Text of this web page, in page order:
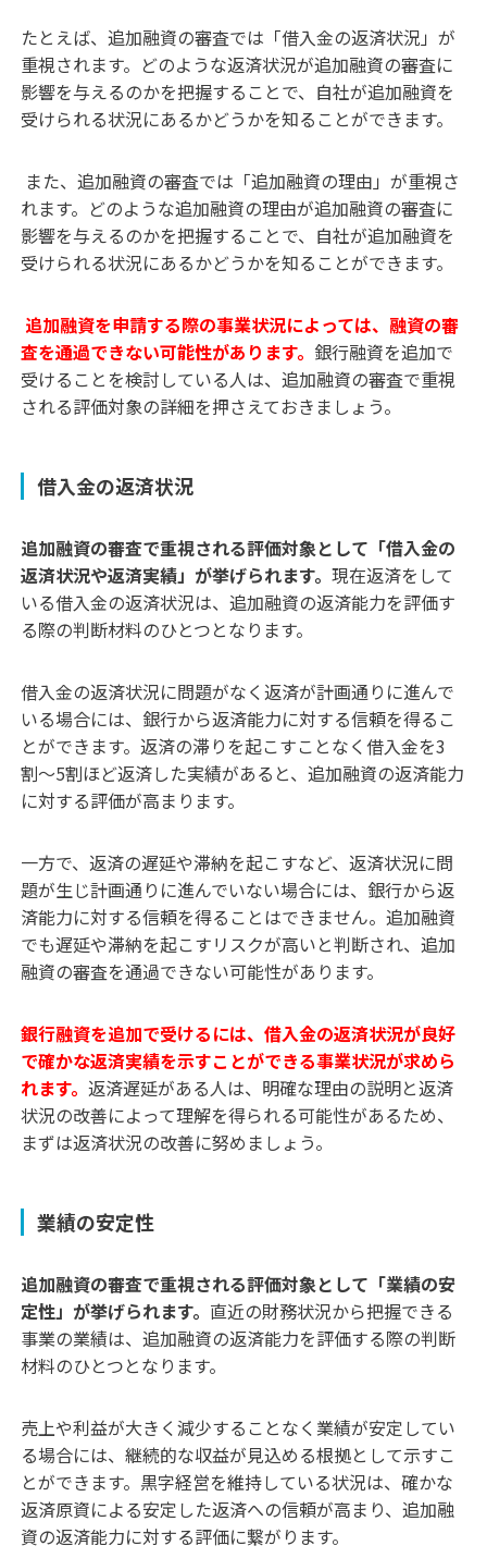
たとえば、追加融資の審査では「借入金の返済状況」が
重視されます。どのような返済状況が追加融資の審査に
影響を与えるのかを把握することで、自社が追加融資を
受けられる状況にあるかどうかを知ることができます。
また、追加融資の審査では「追加融資の理由」が重視さ
れます。どのような追加融資の理由が追加融資の審査に
影響を与えるのかを把握することで、自社が追加融資を
受けられる状況にあるかどうかを知ることができます。
追加融資を申請する際の事業状況によっては、融資の審
査を通過できない可能性があります。 銀行融資を追加で
受けることを検討している人は、追加融資の審査で重視
される評価対象の詳細を押さえておきましょう。
借入金の返済状況
追加融資の審査で重視される評価対象として「借入金の
返済状況や返済実績」が挙げられます。現在返済をして
いる借入金の返済状況は、追加融資の返済能力を評価す
る際の判断材料のひとつとなります。
借入金の返済状況に問題がなく返済が計画通りに進んで
いる場合には、銀行から返済能力に対する信頼を得るこ
とができます。返済の滞りを起こすことなく借入金を3
割〜5割ほど返済した実績があると、追加融資の返済能力
に対する評価が高まります。
一方で、返済の遅延や滞納を起こすなど、返済状況に問
題が生じ計画通りに進んでいない場合には、銀行から返
済能力に対する信頼を得ることはできません。追加融資
でも遅延や滞納を起こすリスクが高いと判断され、追加
融資の審査を通過できない可能性があります。
銀行融資を追加で受けるには、借入金の返済状況が良好
で確かな返済実績を示すことができる事業状況が求めら
れます。返済遅延がある人は、明確な理由の説明と返済
状況の改善によって理解を得られる可能性があるため、
まずは返済状況の改善に努めましょう。
業績の安定性
追加融資の審査で重視される評価対象として「業績の安
定性」が挙げられます。 直近の財務状況から把握できる
事業の業績は、追加融資の返済能力を評価する際の判断
材料のひとつとなります。
売上や利益が大きく減少することなく業績が安定してい
る場合には、継続的な収益が見込める根拠として示すこ
とができます。黒字経営を維持している状況は、確かな
返済原資による安定した返済への信頼が高まり、追加融
資の返済能力に対する評価に繋がります。